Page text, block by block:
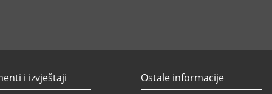
i izvještaji Ostale informacije